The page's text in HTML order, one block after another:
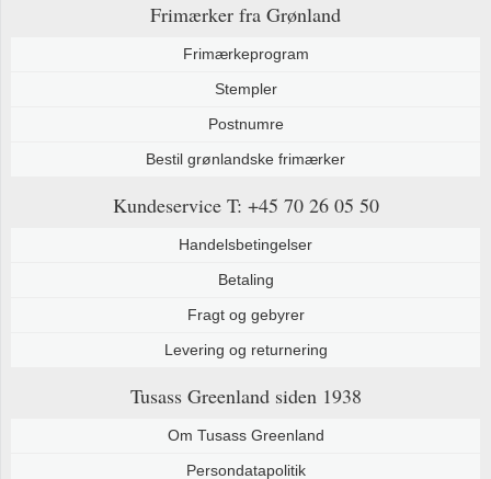
Frimærker fra Grønland
Frimærkeprogram
Stempler
Postnumre
Bestil grønlandske frimærker
Kundeservice T: +45 70 26 05 50
Handelsbetingelser
Betaling
Fragt og gebyrer
Levering og returnering
Tusass Greenland siden 1938
Om Tusass Greenland
Persondatapolitik